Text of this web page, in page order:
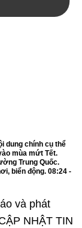
dung chính cụ thể
mùa mứt Tết.
Trung Quốc.
biển động. 08:24 -
và phát
NHẬT TIN